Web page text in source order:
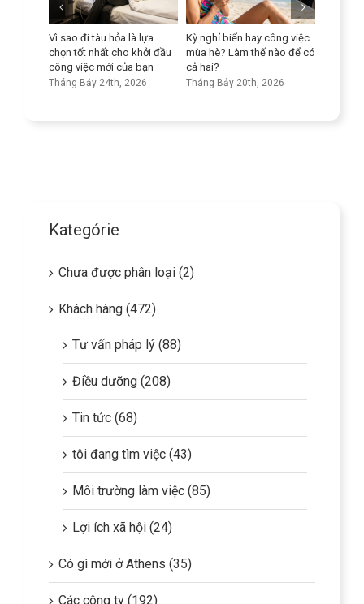
khởi đầu
Kỳ nghỉ biển hay công việc
mùa hè? Làm thế nào để có
cả hai?
Tháng Bảy 20th, 2026
Nâng cao kỹ năng ngôn
ngữ của bạn
Tháng Bảy 9th, 2026
Kategórie
Chưa được phân loại (2)
Khách hàng (472)
Tư vấn pháp lý (88)
Điều dưỡng (208)
Tin tức (68)
tôi đang tìm việc (43)
Môi trường làm việc (85)
Lợi ích xã hội (24)
Có gì mới ở Athens (35)